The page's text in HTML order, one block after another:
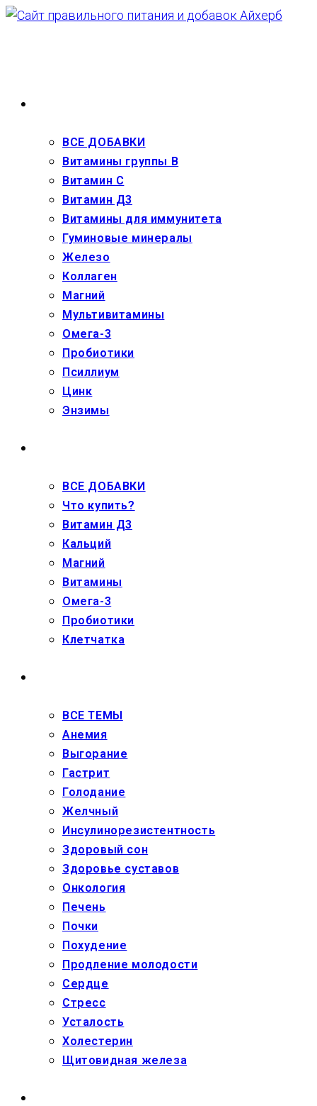
Перейти
ВСЕ ДОБАВКИ
Витамины группы В
Витамин С
Витамин Д3
Витамины для иммунитета
Гуминовые минералы
Железо
Коллаген
Магний
Мультивитамины
Омега-3
Пробиотики
Псиллиум
Цинк
Энзимы
ВСЕ ДОБАВКИ
Что купить?
Витамин Д3
Кальций
Магний
Витамины
Омега-3
Пробиотики
Клетчатка
ВСЕ ТЕМЫ
Анемия
Выгорание
Гастрит
Голодание
Желчный
Инсулинорезистентность
Здоровый сон
Здоровье суставов
Онкология
Печень
Почки
Похудение
Продление молодости
Сердце
Стресс
Усталость
Холестерин
Щитовидная железа